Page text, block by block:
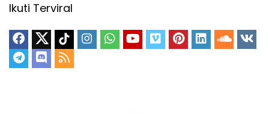
Ikuti Terviral